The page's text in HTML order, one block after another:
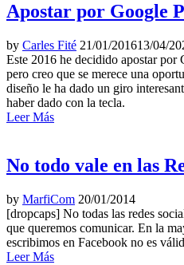
Apostar por Google
by Carles Fité 21/01/201613/04/
Este 2016 he decidido apostar
pero creo que se merece una
diseño le ha dado un giro
haber dado con la tecla.
Leer Más
No todo vale en las
by MarfiCom 20/01/2014
[dropcaps] No todas las redes
que queremos comunicar. En la
escribimos en Facebook no es
Leer Más